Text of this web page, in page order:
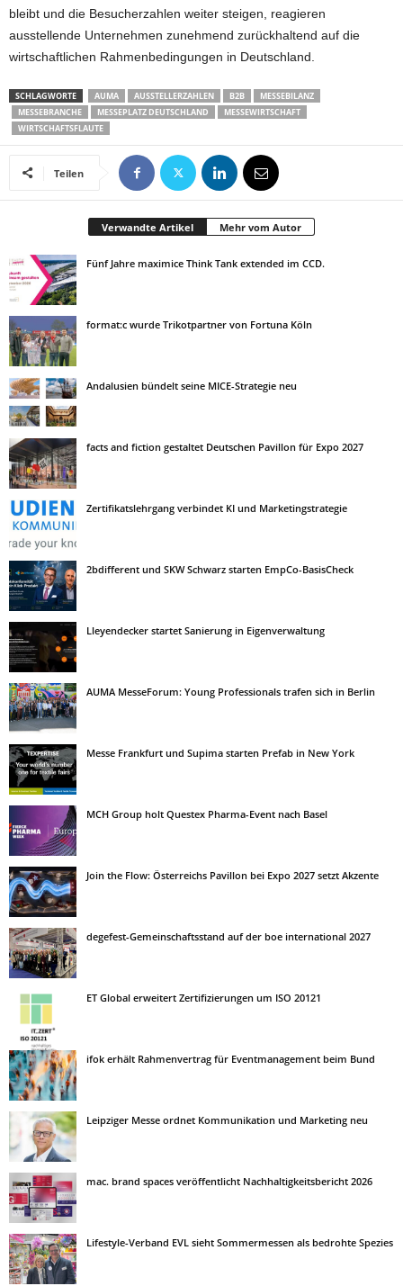
bleibt und die Besucherzahlen weiter steigen, reagieren
ausstellende Unternehmen zunehmend zurückhaltend auf die
wirtschaftlichen Rahmenbedingungen in Deutschland.
SCHLAGWORTE AUMA AUSSTELLERZAHLEN B2B
MESSEBILANZ
MESSEBRANCHE
MESSEPLATZ DEUTSCHLAND
MESSEWIRTSCHAFT
WIRTSCHAFTSFLAUTE
Teilen
Verwandte Artikel Mehr vom Autor
Fünf Jahre maximice Think Tank extended im CCD.
format:c wurde Trikotpartner von Fortuna Köln
Andalusien bündelt seine MICE-Strategie neu
facts and fiction gestaltet Deutschen Pavillon für Expo 2027
Zertifikatslehrgang verbindet KI und Marketingstrategie
2bdifferent und SKW Schwarz starten EmpCo-BasisCheck
Lleyendecker startet Sanierung in Eigenverwaltung
AUMA MesseForum: Young Professionals trafen sich in Berlin
Messe Frankfurt und Supima starten Prefab in New York
MCH Group holt Questex Pharma-Event nach Basel
Join the Flow: Österreichs Pavillon bei Expo 2027 setzt Akzente
degefest-Gemeinschaftsstand auf der boe international 2027
ET Global erweitert Zertifizierungen um ISO 20121
ifok erhält Rahmenvertrag für Eventmanagement beim Bund
Leipziger Messe ordnet Kommunikation und Marketing neu
mac. brand spaces veröffentlicht Nachhaltigkeitsbericht 2026
Lifestyle-Verband EVL sieht Sommermessen als bedrohte Spezies